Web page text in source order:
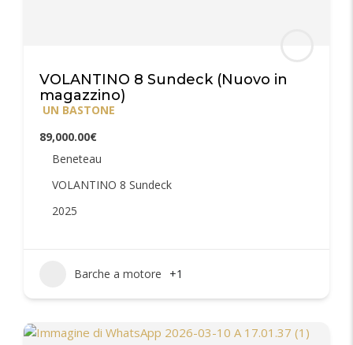
VOLANTINO 8 Sundeck (Nuovo in
magazzino)
UN BASTONE
89,000.00€
Beneteau
VOLANTINO 8 Sundeck
2025
Barche a motore +1